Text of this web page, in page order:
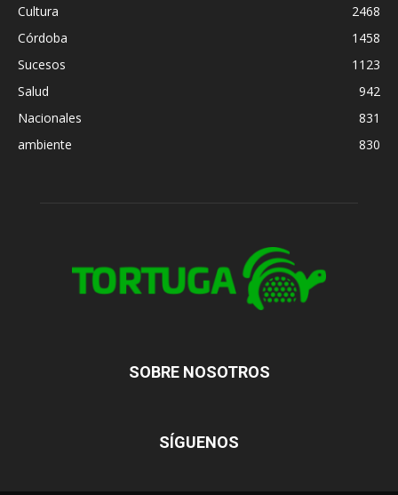
Cultura
2468
Córdoba
1458
Sucesos
1123
Salud
942
Nacionales
831
ambiente
830
SOBRE NOSOTROS
SÍGUENOS